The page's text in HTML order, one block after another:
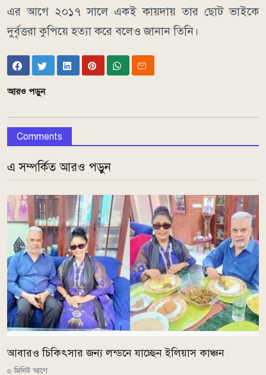
এর আগে ২০১৭ সালে একই কায়দায় তার ছোট ভাইকে
দুর্বৃত্তরা কুপিয়ে হত্যা করে বলেও জানান তিনি।
আরও পড়ুন
Comments
এ সম্পর্কিত আরও পড়ুন
আবারও চিকিৎসার জন্য লন্ডনে যাচ্ছেন ইলিয়াস কাঞ্চন
০ মিনিট আগে